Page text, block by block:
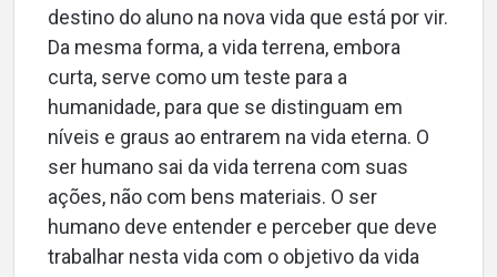
destino do aluno na nova vida que está por vir.
Da mesma forma, a vida terrena, embora
curta, serve como um teste para a
humanidade, para que se distinguam em
níveis e graus ao entrarem na vida eterna. O
ser humano sai da vida terrena com suas
ações, não com bens materiais. O ser
humano deve entender e perceber que deve
trabalhar nesta vida com o objetivo da vida